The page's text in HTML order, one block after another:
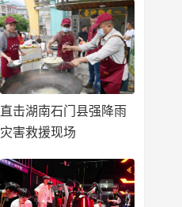
直击湖南石门县强降雨
灾害救援现场